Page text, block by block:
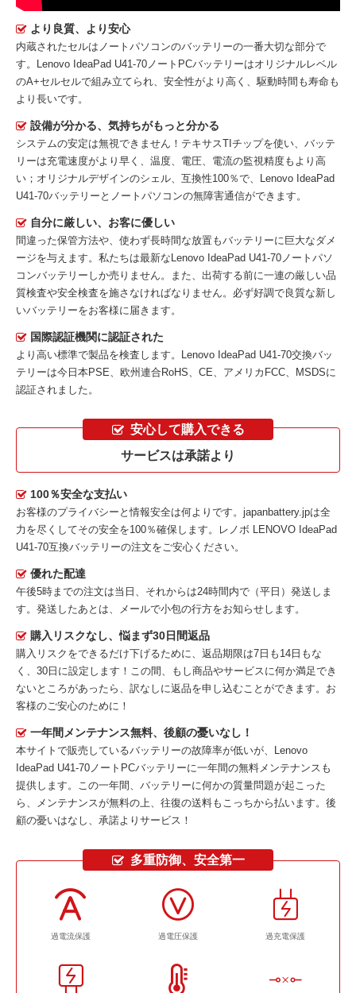
より良質、より安心
内蔵されたセルはノートパソコンのバッテリーの一番大切な部分で
す。
Lenovo IdeaPad U41-70ノートPCバッテリーはオリジナルレベル
のA+セルセルで組み立てられ、安全性がより高く、駆動時間も寿命も
より長いです。
設備が分かる、気持ちがもっと分かる
システムの安定は無視できません！テキサスTIチップを使い、バッテ
リーは充電速度がより早く、温度、電圧、電流の監視精度もより高
い；オリジナルデザインのシェル、互換性100％で、Lenovo IdeaPad
U41-70バッテリーとノートパソコンの無障害通信ができます。
自分に厳しい、お客に優しい
間違った保管方法や、使わず長時間な放置もバッテリーに巨大なダメ
ージを与えます。私たちは最新な Lenovo IdeaPad U41-70ノートパソ
コンバッテリー しか売りません。また、出荷する前に一連の厳しい品
質検査や安全検査を施さなければなりません。必ず好調で良質な新し
いバッテリーをお客様に届きます。
国際認証機関に認証された
より高い標準で製品を検査します。Lenovo IdeaPad U41-70交換バッ
テリーは今日本PSE、欧州連合RoHS、CE、アメリカFCC、MSDSに
認証されました。
安心して購入できる
サービスは承諾より
100％安全な支払い
お客様のプライバシーと情報安全は何よりです。japanbattery.jpは全
力を尽くしてその安全を100％確保します。
レノボ LENOVO IdeaPad
U41-70互換バッテリーの注文をご安心ください。
優れた配達
午後5時までの注文は当日、それからは24時間内で（平日）発送しま
す。発送したあとは、メールで小包の行方をお知らせします。
購入リスクなし、悩まず30日間返品
購入リスクをできるだけ下げるために、返品期限は7日も14日もな
く、30日に設定します！この間、もし商品やサービスに何か満足でき
ないところがあったら、訳なしに返品を申し込むことができます。お
客様のご安心のために！
一年間メンテナンス無料、後顧の憂いなし！
本サイトで販売しているバッテリーの故障率が低いが、
Lenovo
IdeaPad U41-70ノートPCバッテリーに一年間の無料メンテナンスも
提供します。この一年間、バッテリーに何かの質量問題が起こった
ら、メンテナンスが無料の上、往復の送料もこっちから払います。後
顧の憂いはなし、承諾よりサービス！
多重防御、安全第一
過電流保護 過電圧保護 過充電保護